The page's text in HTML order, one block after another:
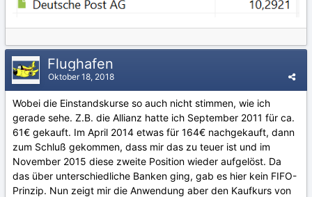
Flughafen
Oktober 18, 2018
Wobei die Einstandskurse so auch nicht stimmen, wie ich
gerade sehe. Z.B. die Allianz hatte ich September 2011 für ca.
61€ gekauft. Im April 2014 etwas für 164€ nachgekauft, dann
zum Schluß gekommen, dass mir das zu teuer ist und im
November 2015 diese zweite Position wieder aufgelöst. Da
das über unterschiedliche Banken ging, gab es hier kein FIFO-
Prinzip. Nun zeigt mir die Anwendung aber den Kaufkurs von